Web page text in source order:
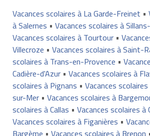
Vacances scolaires à La Garde-Freinet •
à Salernes • Vacances scolaires à
Vacances scolaires à Tourtour•
Villecroze • Vacances scolaires à Saint-
scolaires à Trans-en-Provence •
Cadière-d'Azur• Vacances scolaires à
scolaires à Pignans • Vacances
sur-Mer• Vacances scolaires à
scolaires à Callas • Vacances scolaires à
Vacances scolaires à Figanières •
Bargème • Vacances scolaires à Brenon